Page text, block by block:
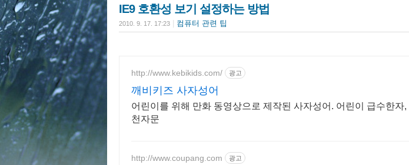
IE9 호환성 보기 설정하는 방법
2010. 9. 17. 17:23 컴퓨터 관련 팁
http://www.kebikids.com/ 광고
깨비키즈 사자성어
어린이를 위해 만화 동영상으로 제작된 사자성어. 어린이 급수한자,
천자문
http://www.coupang.com 광고